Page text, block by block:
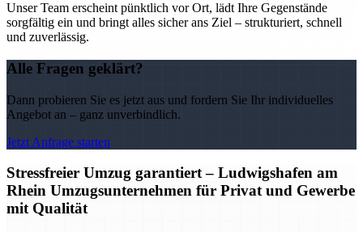
Unser Team erscheint pünktlich vor Ort, lädt Ihre Gegenstände
sorgfältig ein und bringt alles sicher ans Ziel – strukturiert, schnell
und zuverlässig.
Alle Fragen geklärt?
Dann probieren Sie es jetzt aus und fordern Sie Ihr individuelles
Angebot an – ganz unverbindlich.
Jetzt Anfrage starten
Stressfreier Umzug garantiert – Ludwigshafen am
Rhein Umzugsunternehmen für Privat und Gewerbe
mit Qualität